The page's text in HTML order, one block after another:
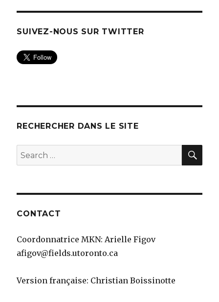
SUIVEZ-NOUS SUR TWITTER
RECHERCHER DANS LE SITE
Search
for:
CONTACT
Coordonnatrice MKN: Arielle Figov
afigov@fields.utoronto.ca
Version française: Christian Boissinotte